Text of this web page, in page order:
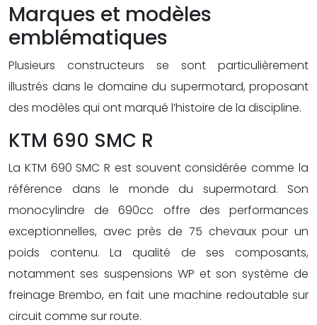
Marques et modèles
emblématiques
Plusieurs constructeurs se sont particulièrement
illustrés dans le domaine du supermotard, proposant
des modèles qui ont marqué l’histoire de la discipline.
KTM 690 SMC R
La KTM 690 SMC R est souvent considérée comme la
référence dans le monde du supermotard. Son
monocylindre de 690cc offre des performances
exceptionnelles, avec près de 75 chevaux pour un
poids contenu. La qualité de ses composants,
notamment ses suspensions WP et son système de
freinage Brembo, en fait une machine redoutable sur
circuit comme sur route.